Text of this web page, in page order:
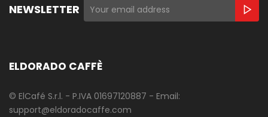
NEWSLETTER
ELDORADO CAFFÈ
© ElCafé S.r.l. - P.IVA 01697120887 - Email:
support@eldoradocaffe.com